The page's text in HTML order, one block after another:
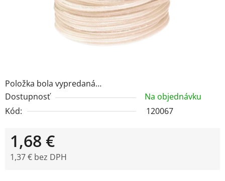
Položka bola vypredaná…
Dostupnosť
Na objednávku
Kód:
120067
1,68 €
1,37 € bez DPH